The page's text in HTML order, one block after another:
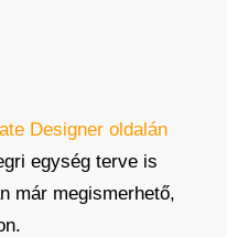
Designer oldalán
egység terve is
már megismerhető,